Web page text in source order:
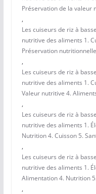
Préservation de la valeur
,
Les cuiseurs de riz à
nutritive des aliments 1.
Préservation
,
Les cuiseurs de riz à
nutritive des aliments 1.
Valeur nutritive 4.
,
Les cuiseurs de riz à
nutritive des aliments 1.
Nutrition 4. Cuisson 5.
,
Les cuiseurs de riz à
nutritive des aliments 1.
Alimentation 4. Nutrition
,